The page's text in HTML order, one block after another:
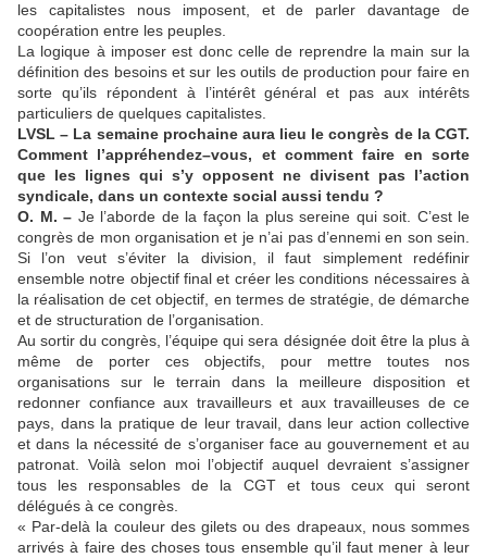
les capitalistes nous imposent, et de parler davantage de
coopération entre les peuples.
La logique à imposer est donc celle de reprendre la main sur la
définition des besoins et sur les outils de production pour faire en
sorte qu’ils répondent à l’intérêt général et pas aux intérêts
particuliers de quelques capitalistes.
LVSL – La semaine prochaine aura lieu le congrès de la CGT.
Comment l’appréhendez–vous, et comment faire en sorte
que les lignes qui s’y opposent ne divisent pas l’action
syndicale, dans un contexte social aussi tendu ?
O. M. – Je l’aborde de la façon la plus sereine qui soit. C’est le
congrès de mon organisation et je n’ai pas d’ennemi en son sein.
Si l’on veut s’éviter la division, il faut simplement redéfinir
ensemble notre objectif final et créer les conditions nécessaires à
la réalisation de cet objectif, en termes de stratégie, de démarche
et de structuration de l’organisation.
Au sortir du congrès, l’équipe qui sera désignée doit être la plus à
même de porter ces objectifs, pour mettre toutes nos
organisations sur le terrain dans la meilleure disposition et
redonner confiance aux travailleurs et aux travailleuses de ce
pays, dans la pratique de leur travail, dans leur action collective
et dans la nécessité de s’organiser face au gouvernement et au
patronat. Voilà selon moi l’objectif auquel devraient s’assigner
tous les responsables de la CGT et tous ceux qui seront
délégués à ce congrès.
« Par-delà la couleur des gilets ou des drapeaux, nous sommes
arrivés à faire des choses tous ensemble qu’il faut mener à leur